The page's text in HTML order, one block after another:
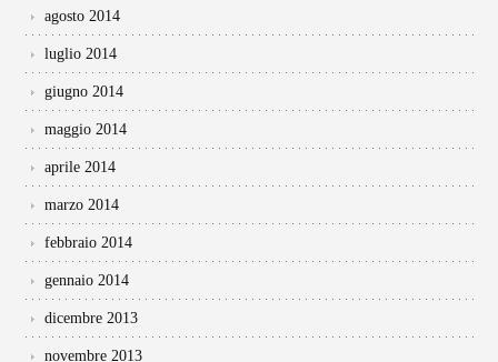
agosto 2014
luglio 2014
giugno 2014
maggio 2014
aprile 2014
marzo 2014
febbraio 2014
gennaio 2014
dicembre 2013
novembre 2013